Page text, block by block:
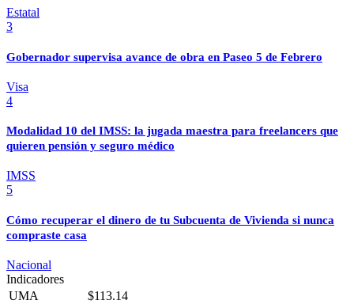
Estatal
3
Gobernador supervisa avance de obra en Paseo 5 de Febrero
Visa
4
Modalidad 10 del IMSS: la jugada maestra para freelancers que
quieren pensión y seguro médico
IMSS
5
Cómo recuperar el dinero de tu Subcuenta de Vivienda si nunca
compraste casa
Nacional
Indicadores
UMA
$113.14